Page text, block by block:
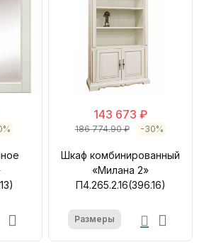
143 673 ₽
186 774.90 ₽ -30%
Шкаф комбинированный
«Милана 2»
П4.265.2.16(396.16)
Размеры